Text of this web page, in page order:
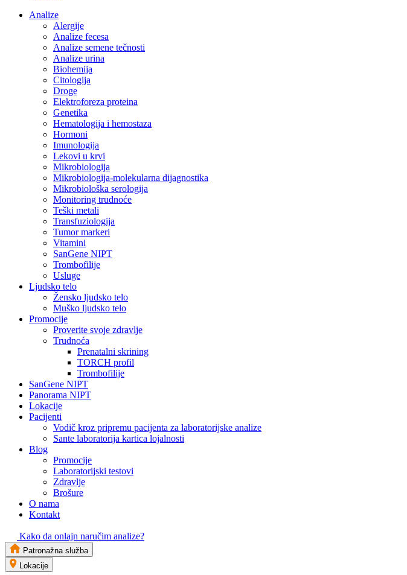
Analize
Alergije
Analize fecesa
Analize semene tečnosti
Analize urina
Biohemija
Citologija
Droge
Elektroforeza proteina
Genetika
Hematologija i hemostaza
Hormoni
Imunologija
Lekovi u krvi
Mikrobiologija
Mikrobiologija-molekularna dijagnostika
Mikrobiološka serologija
Monitoring trudnoće
Teški metali
Transfuziologija
Tumor markeri
Vitamini
SanGene NIPT
Trombofilije
Usluge
Ljudsko telo
Žensko ljudsko telo
Muško ljudsko telo
Promocije
Proverite svoje zdravlje
Trudnoća
Prenatalni skrining
TORCH profil
Trombofilije
SanGene NIPT
Panorama NIPT
Lokacije
Pacijenti
Vodič kroz pripremu pacijenta za laboratorijske analize
Sante laboratorija kartica lojalnosti
Blog
Promocije
Laboratorijski testovi
Zdravlje
Brošure
O nama
Kontakt
Kako da onlajn naručim analize?
Patronažna služba
Lokacije